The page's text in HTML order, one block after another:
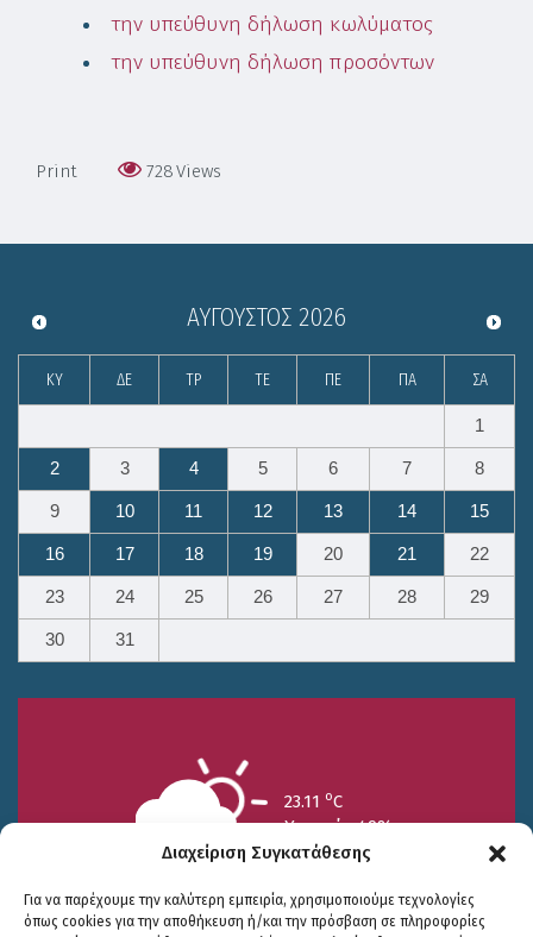
Διαχείριση Συγκατάθεσης
Για να παρέχουμε την καλύτερη εμπειρία, χρησιμοποιούμε τεχνολογίες
όπως cookies για την αποθήκευση ή/και την πρόσβαση σε πληροφορίες
την υπεύθυνη δήλωση κωλύματος
την υπεύθυνη δήλωση προσόντων
Print 728Views
ΑΎΓΟΥΣΤΟΣ 2026
ΚΥ ΔΕ ΤΡ ΤΕ ΠΕ ΠΑ ΣΑ
1
2 3 4 5 6 7 8
9 10 11 12 13 14 15
16 17 18 19 20 21 22
23 24 25 26 27 28 29
30 31
23.11 oC
Υγρασία 49%